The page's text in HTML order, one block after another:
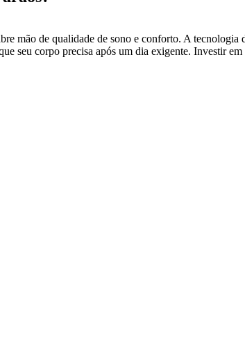
mão de qualidade de sono e conforto. A
seu corpo precisa após um dia exigente. Investir